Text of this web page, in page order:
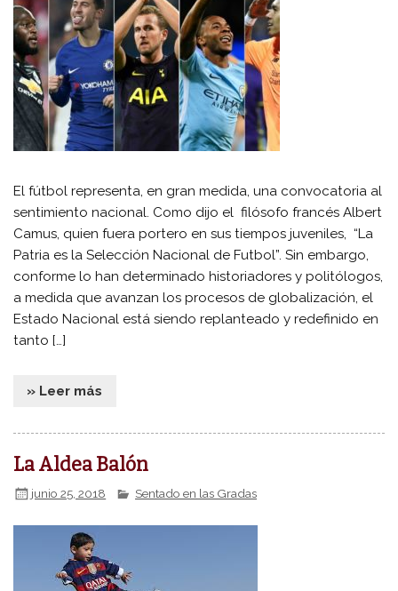
El fútbol representa, en gran medida, una convocatoria al
sentimiento nacional. Como dijo el filósofo francés Albert
Camus, quien fuera portero en sus tiempos juveniles, “La
Patria es la Selección Nacional de Futbol”. Sin embargo,
conforme lo han determinado historiadores y politólogos,
a medida que avanzan los procesos de globalización, el
Estado Nacional está siendo replanteado y redefinido en
tanto […]
» Leer más
La Aldea Balón
junio 25, 2018 Sentado en las Gradas